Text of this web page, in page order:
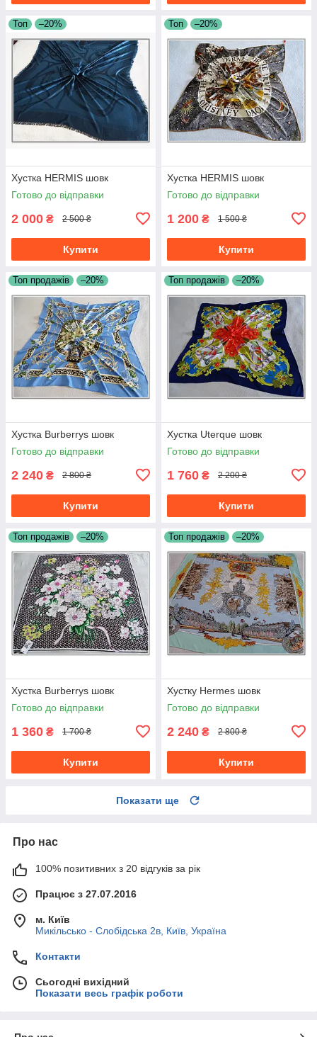
Топ –20%
Хустка HERMIS шовк
Готово до відправки
2 000 ₴ 2 500 ₴
Купити
Топ –20%
Хустка HERMIS шовк
Готово до відправки
1 200 ₴ 1 500 ₴
Купити
Топ продажів –20%
Хустка Burberrys шовк
Готово до відправки
2 240 ₴ 2 800 ₴
Купити
Топ продажів –20%
Хустка Uterque шовк
Готово до відправки
1 760 ₴ 2 200 ₴
Купити
Топ продажів –20%
Хустка Burberrys шовк
Готово до відправки
1 360 ₴ 1 700 ₴
Купити
Топ продажів –20%
Хустку Hermes шовк
Готово до відправки
2 240 ₴ 2 800 ₴
Купити
Показати ще
Про нас
100% позитивних з 20 відгуків за рік
Працює з 27.07.2016
м. Київ
Микільсько - Слобідська 2в, Київ, Україна
Контакти
Сьогодні вихідний
Показати весь графік роботи